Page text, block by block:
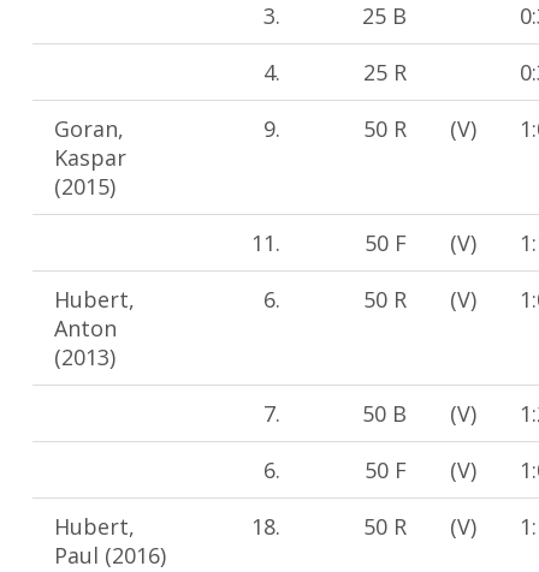
3. 25 B
4.
25 R
Goran,
Kaspar
(2015)
9. 50 R (V)
11. 50 F (V)
Hubert,
Anton
(2013)
6. 50 R (V)
7. 50 B (V)
6.
50 F (V)
Hubert,
Paul (2016)
18. 50 R (V)